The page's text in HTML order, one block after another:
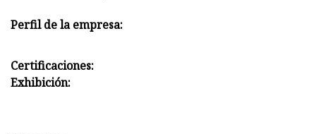
Perfil de la empresa:
Certificaciones:
Exhibición: